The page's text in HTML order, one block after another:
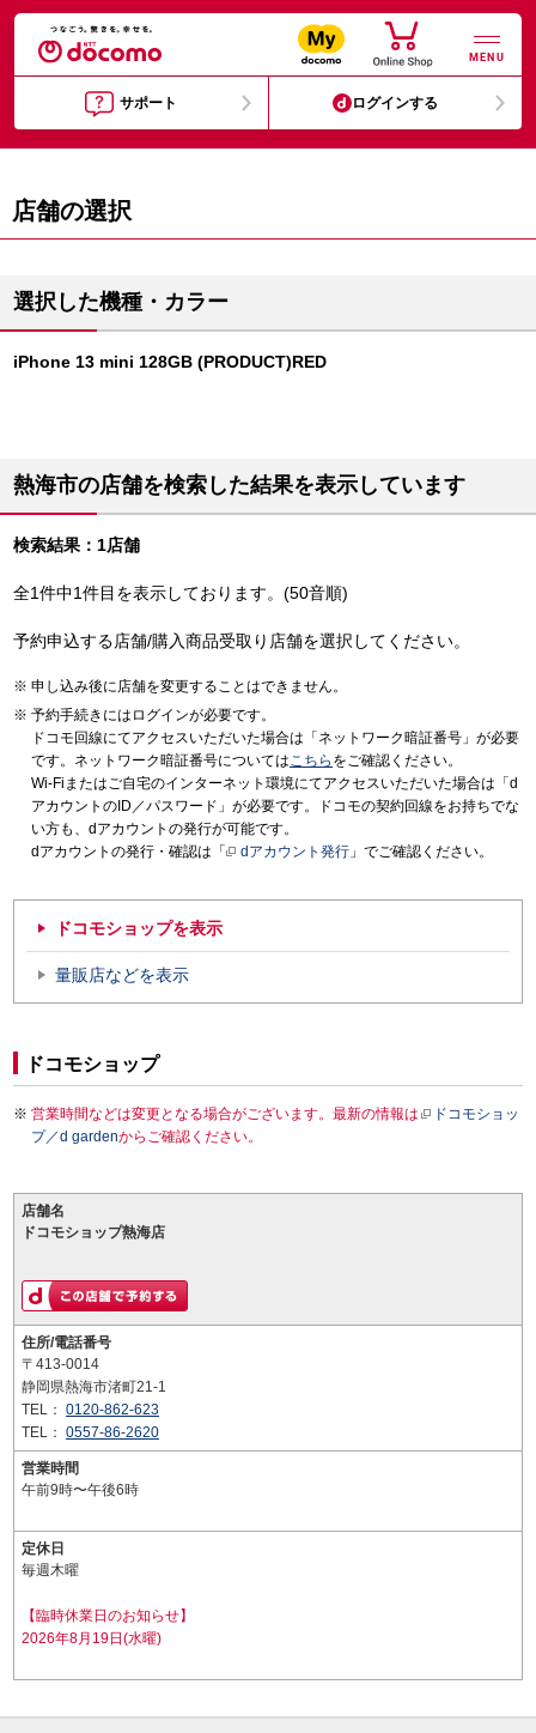
MENU
サポート ログインする
店舗の選択
選択した機種・カラー
iPhone 13 mini 128GB (PRODUCT)RED
熱海市の店舗を検索した結果を表示しています
検索結果：1店舗
全1件中1件目を表示しております。(50音順)
予約申込する店舗/購入商品受取り店舗を選択してください。
申し込み後に店舗を変更することはできません。
予約手続きにはログインが必要です。
ドコモ回線にてアクセスいただいた場合は「ネットワーク暗証番号」が必要
です。ネットワーク暗証番号についてはこちら をご確認ください。
Wi-Fiまたはご自宅のインターネット環境にてアクセスいただいた場合は「d
アカウントのID／パスワード」が必要です。ドコモの契約回線をお持ちでな
い方も、dアカウントの発行が可能です。
dアカウントの発行・確認は「
dアカウント発行 」でご確認ください。
ドコモショップを表示
量販店などを表示
ドコモショップ
営業時間などは変更となる場合がございます。最新の情報は
ドコモショッ
プ／d gardenからご確認ください。
店舗名
ドコモショップ熱海店
住所/電話番号
〒413-0014
静岡県熱海市渚町21-1
TEL： 0120-862-623
TEL： 0557-86-2620
営業時間
午前9時〜午後6時
定休日
毎週木曜
【臨時休業日のお知らせ】
2026年8月19日(水曜)